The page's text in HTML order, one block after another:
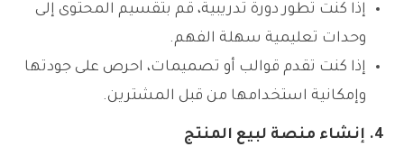
إذا كنت تطور دورة تدريبية، قم بتقسيم المحتوى إلى
وحدات تعليمية سهلة الفهم.
إذا كنت تقدم قوالب أو تصميمات، احرص على جودتها
وإمكانية استخدامها من قبل المشترين.
4. إنشاء منصة لبيع المنتج